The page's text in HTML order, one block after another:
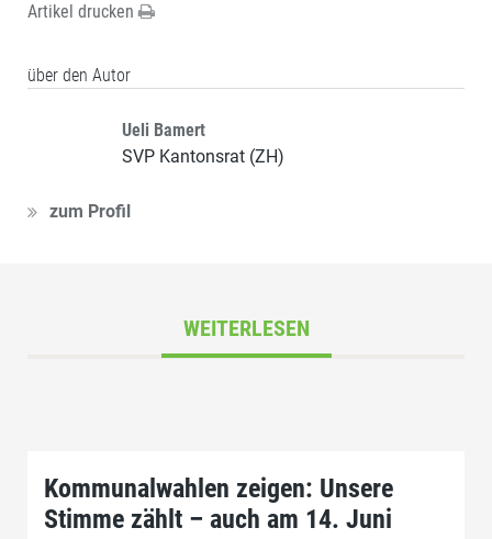
Artikel drucken
über den Autor
Ueli Bamert
SVP Kantonsrat (ZH)
zum Profil
WEITERLESEN
Kommunalwahlen zeigen: Unsere
Stimme zählt – auch am 14. Juni